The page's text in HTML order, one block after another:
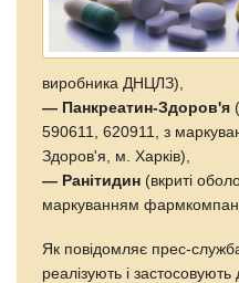
виробника ДНЦЛЗ),
— Панкреатин-Здоров'я
590611, 620911, з
Здоров'я, м. Харків),
— Ранітидин (вкриті
маркуванням
Як повідомляє прес-
реалізують і застосовують